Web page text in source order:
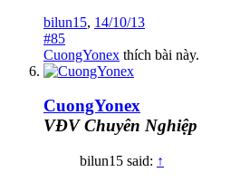
bilun15, 14/10/13
#85
CuongYonex thích bài này.
CuongYonex
VĐV Chuyên Nghiệp
bilun15 said: ↑